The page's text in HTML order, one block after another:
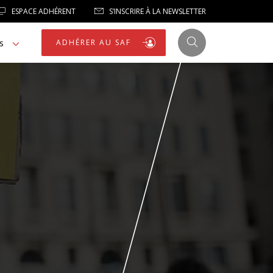
ESPACE ADHÉRENT S’INSCRIRE À LA NEWSLETTER
ADHÉRER AU SAF
NOTRE HOMMAGE